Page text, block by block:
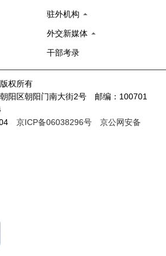
驻外机构
外交新媒体
干部考录
权所有
阳区朝阳门南大街2号 邮编：100701
京ICP备06038296号
京公网安备